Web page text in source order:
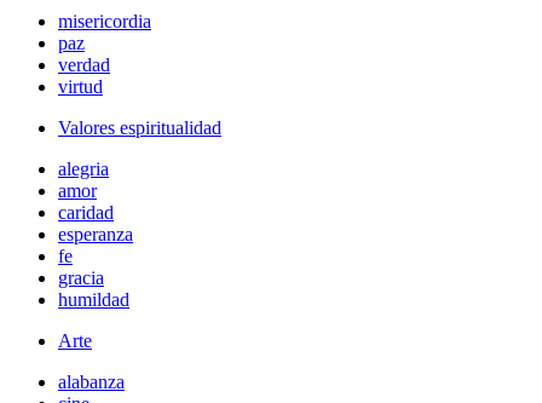
misericordia
paz
verdad
virtud
Valores espiritualidad
alegria
amor
caridad
esperanza
fe
gracia
humildad
Arte
alabanza